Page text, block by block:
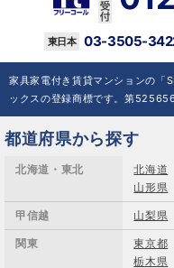
03-3505-
家具家電付き賃貸マンションの「
ックスの登録商標です。第
都道府県から探す
北海道・東北 北海道
山形県
甲信越 山梨県
関東 東京都
栃木県